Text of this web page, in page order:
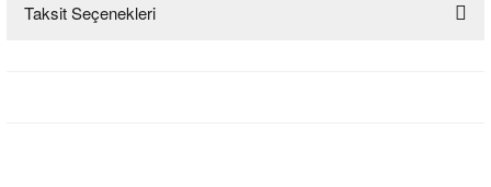
Bu ürüne ilk yorumu siz yapın!
Taksit Seçenekleri